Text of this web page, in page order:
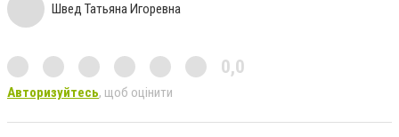
Швед Татьяна Игоревна
0,0
Авторизуйтесь, щоб оцінити